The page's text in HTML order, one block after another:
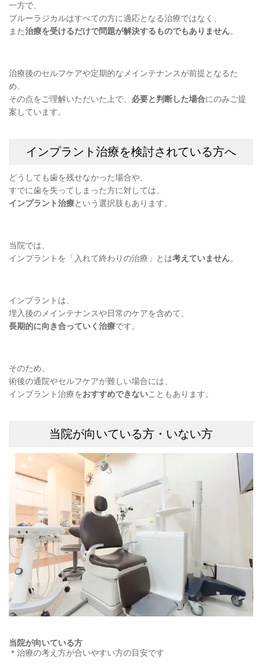
一方で、
ブルーラジカルはすべての方に適応となる治療ではなく、
また治療を受けるだけで問題が解決するものでもありません。
治療後のセルフケアや定期的なメインテナンスが前提となるた
め、
その点をご理解いただいた上で、 必要と判断した場合にのみご提
案しています。
インプラント治療を検討されている方へ
どうしても歯を残せなかった場合や、
すでに歯を失ってしまった方に対しては、
インプラント治療という選択肢もあります。
当院では、
インプラントを「入れて終わりの治療」とは考えていません。
インプラントは、
埋入後のメインテナンスや日常のケアを含めて、
長期的に向き合っていく治療です。
そのため、
術後の通院やセルフケアが難しい場合には、
インプラント治療をおすすめできないこともあります。
当院が向いている方・いない方
当院が向いている方
＊治療の考え方が合いやすい方の目安です